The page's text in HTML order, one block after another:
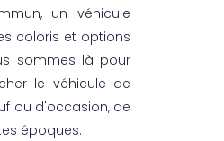
un véhicule
coloris et options
sommes là pour
le véhicule de
ou d'occasion, de
époques.